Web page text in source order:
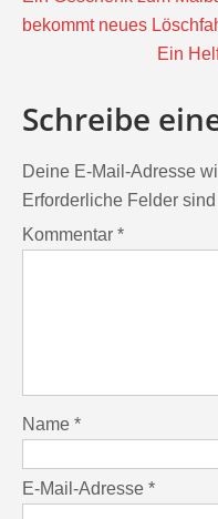
bekommt neues
Ein
Schreibe
Deine E-Mail-Adresse
Erforderliche Felder
Kommentar *
Name *
E-Mail-Adresse *